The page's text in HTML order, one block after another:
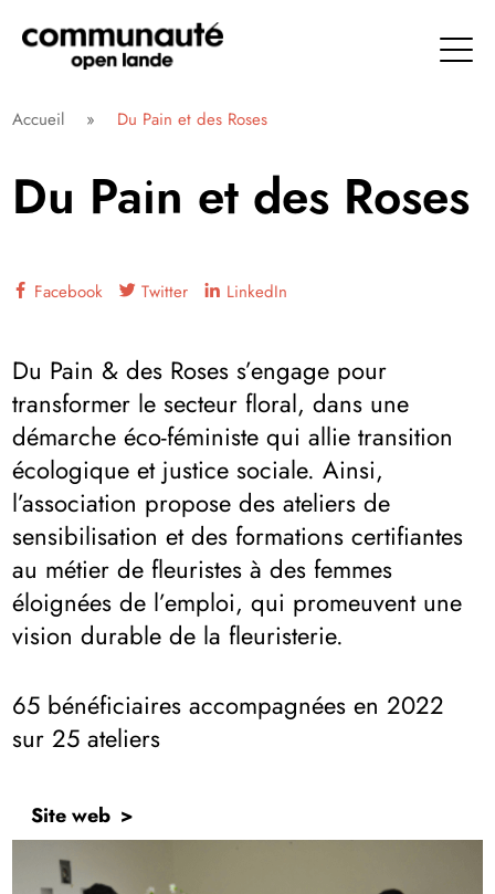
directement
contenu
Communauté Open Lande
Accueil » Du Pain et des Roses
Du Pain et des Roses
Facebook Twitter LinkedIn
Du Pain & des Roses s’engage pour
transformer le secteur floral, dans une
démarche éco-féministe qui allie transition
écologique et justice sociale. Ainsi,
l’association propose des ateliers de
sensibilisation et des formations certifiantes
au métier de fleuristes à des femmes
éloignées de l’emploi, qui promeuvent une
vision durable de la fleuristerie.
65 bénéficiaires accompagnées en 2022
sur 25 ateliers
Site web